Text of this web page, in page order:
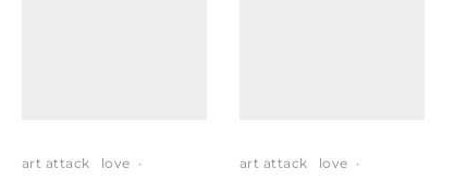
art attack love ·
art attack love ·